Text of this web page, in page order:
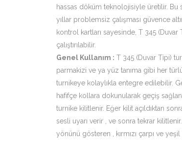
hassas döküm teknolojisiyle üretilir. Bu
yıllar problemsiz çalışması güvence
kontrol kartları sayesinde, T 345
çalıştırılabilir.
Genel Kullanım : T 345 (Duvar Tipi)
parmakizi ve ya yüz tanıma gibi her
turnikeye kolaylıkla entegre edilebilir.
hafifçe kollara dokunularak geçiş
turnike kilitlenir. Eğer kilit açıldıktan
sesli uyarı verir , ve sonra tekrar
yönünü gösteren , kırmızı çarpı ve